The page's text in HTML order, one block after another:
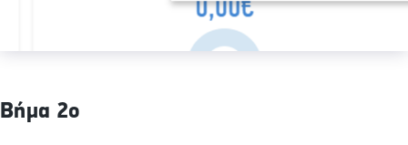
Βήμα 2ο